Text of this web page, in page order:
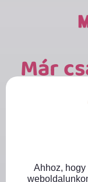
Már
Te
Töltsd ki az
csatlakozz
érkezik majd
url('https://
Ahhoz,
Close GDPR